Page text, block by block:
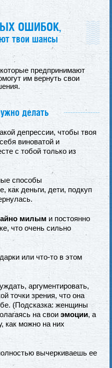
ОШИБОК,
твои шансы
предпринимают
им вернуть свои
делать
депрессии, чтобы твоя
виноватой и
с тобой только из
способы
как деньги, дети, подкуп
милым и постоянно
что очень сильно
или что-то в этом
аргументировать,
точки зрения, что она
(Подсказка: женщины
на свои эмоции, а
как можно на них
вычеркиваешь ее